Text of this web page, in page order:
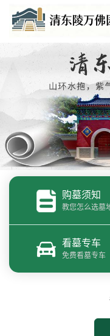
购墓须知
教您怎么选墓
看墓专车
免费看墓专车